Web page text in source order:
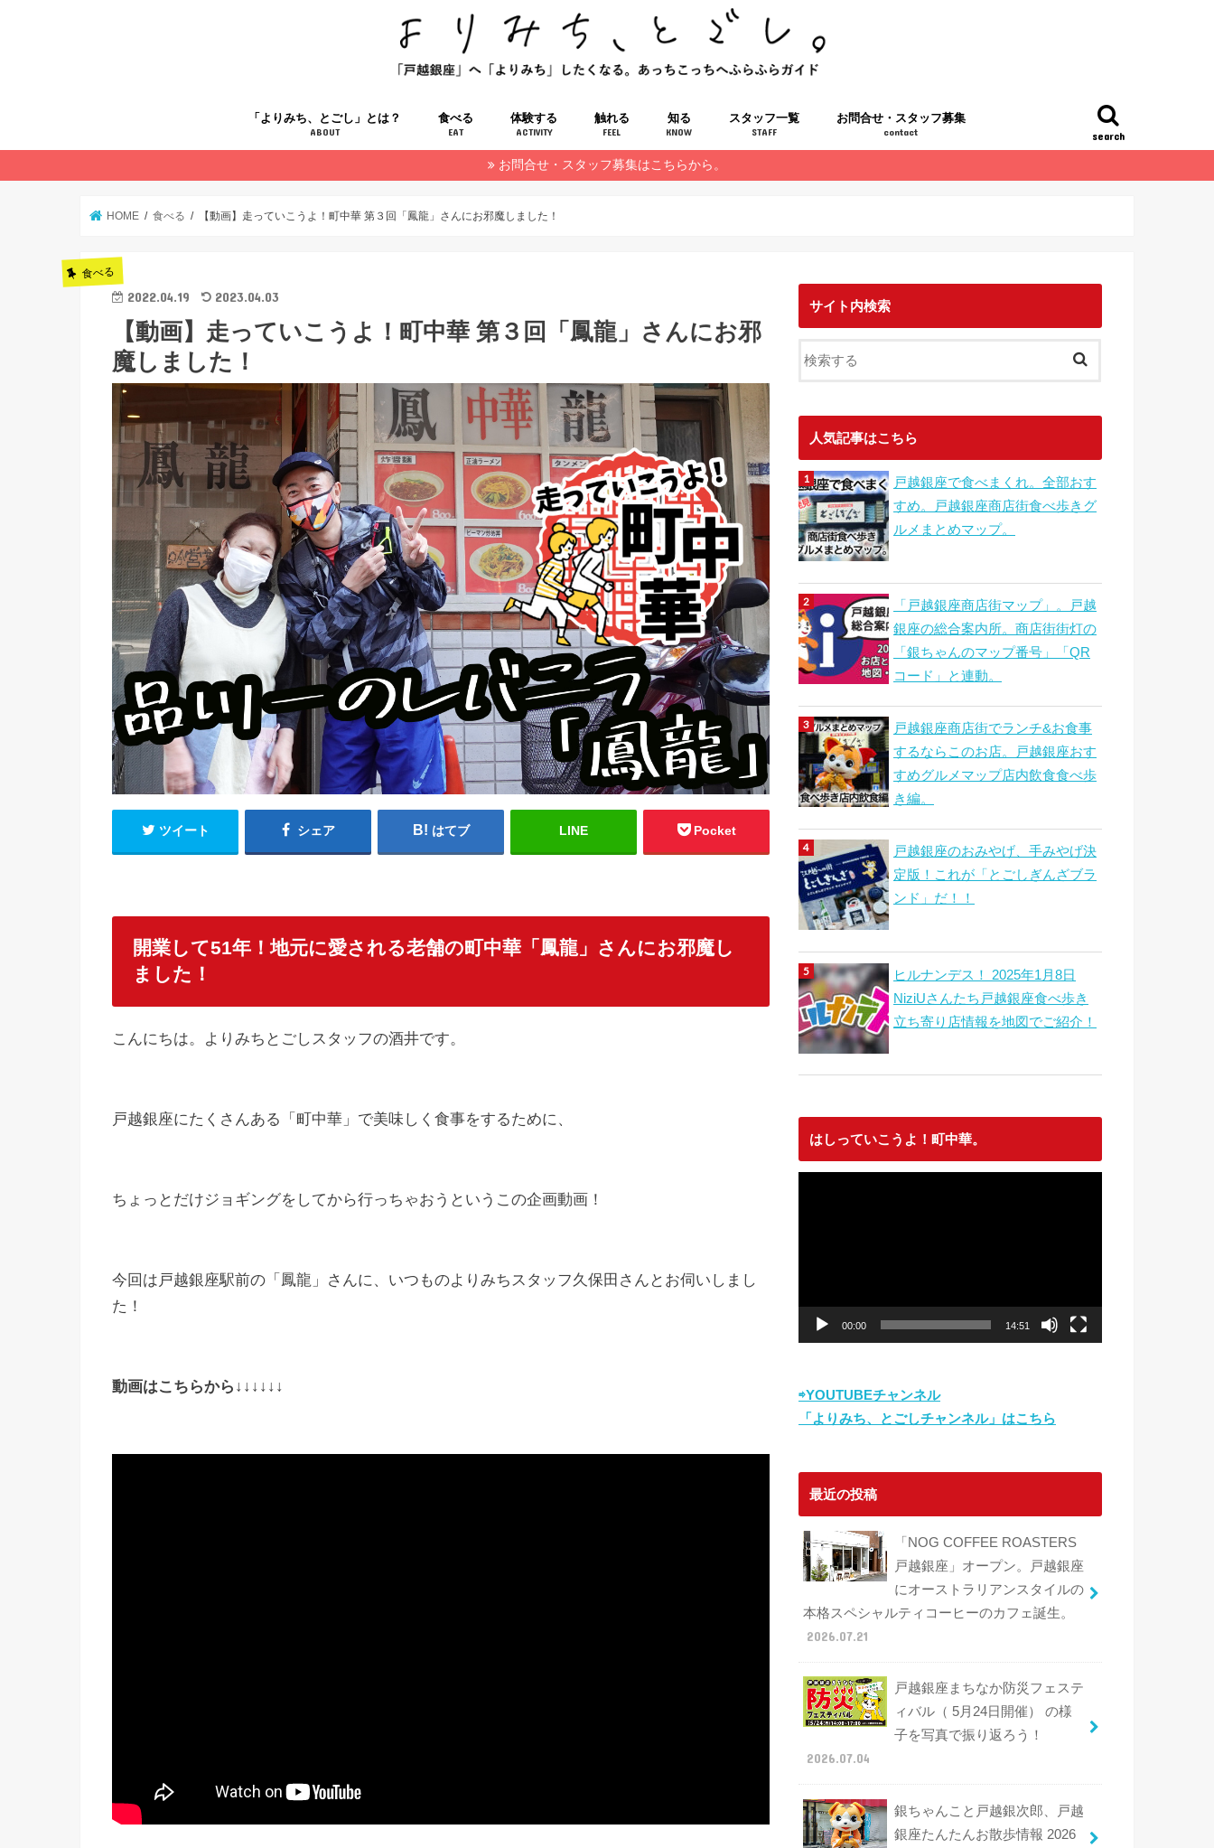
search
「よりみち、とごし」とは？
ABOUT
食べる
EAT
体験する
ACTIVITY
触れる
FEEL
知る
KNOW
スタッフ一覧
STAFF
お問合せ・スタッフ募集
contact
お問合せ・スタッフ募集はこちらから。
HOME 食べる 【動画】走っていこうよ！町中華 第３回「鳳龍」さんにお邪魔しました！
食べる
2022.04.19 2023.04.03
【動画】走っていこうよ！町中華 第３回「鳳龍」さんにお邪
魔しました！
ツイート シェア はてブ LINE Pocket
開業して51年！地元に愛される老舗の町中華「鳳龍」さんにお邪魔し
ました！
こんにちは。よりみちとごしスタッフの酒井です。
戸越銀座にたくさんある「町中華」で美味しく食事をするために、
ちょっとだけジョギングをしてから行っちゃおうというこの企画動画！
今回は戸越銀座駅前の「鳳龍」さんに、いつものよりみちスタッフ久保田さんとお伺いしまし
た！
動画はこちらから↓↓↓↓↓↓
サイト内検索
人気記事はこちら
戸越銀座で食べまくれ。全部おす
すめ。戸越銀座商店街食べ歩きグ
ルメまとめマップ。
「戸越銀座商店街マップ」。戸越
銀座の総合案内所。商店街街灯の
「銀ちゃんのマップ番号」「QR
コード」と連動。
戸越銀座商店街でランチ&お食事
するならこのお店。戸越銀座おす
すめグルメマップ店内飲食食べ歩
き編。
戸越銀座のおみやげ、手みやげ決
定版！これが「とごしぎんざブラ
ンド」だ！！
ヒルナンデス！ 2025年1月8日
NiziUさんたち戸越銀座食べ歩き
立ち寄り店情報を地図でご紹介！
はしっていこうよ！町中華。
00:00 14:51
⇨YOUTUBEチャンネル
「よりみち、とごしチャンネル」はこちら
最近の投稿
「NOG COFFEE ROASTERS
戸越銀座」オープン。戸越銀座
にオーストラリアンスタイルの
本格スペシャルティコーヒーのカフェ誕生。
2026.07.21
戸越銀座まちなか防災フェステ
ィバル（ 5月24日開催） の様
子を写真で振り返ろう！
2026.07.04
銀ちゃんこと戸越銀次郎、戸越
銀座たんたんお散歩情報 2026